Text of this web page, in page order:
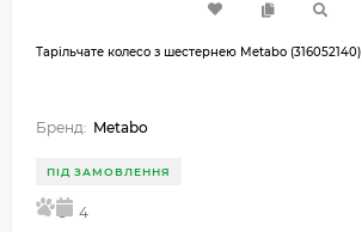
Тарільчате колесо з шестернею Metabo (316052140)
Бренд: Metabo
ПІД ЗАМОВЛЕННЯ
5 4